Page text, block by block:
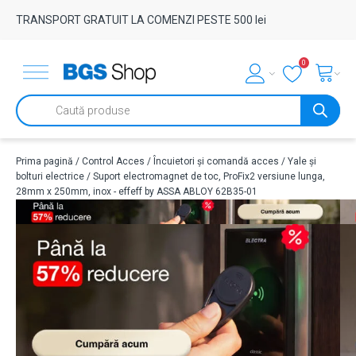
TRANSPORT GRATUIT LA COMENZI PESTE 500 lei
0
Products
search
Prima pagină / Control Acces / Încuietori și comandă acces / Yale și
bolturi electrice / Suport electromagnet de toc, ProFix2 versiune lunga,
28mm x 250mm, inox - effeff by ASSA ABLOY 62B35-01